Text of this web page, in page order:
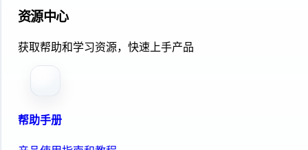
资源中心
获取帮助和学习资源，快速上手产品
帮助手册